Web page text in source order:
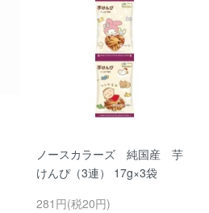
ノースカラーズ 純国産 芋
けんぴ（3連） 17g×3袋
281円(税20円)